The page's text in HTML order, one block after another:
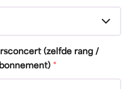
(zelfde rang /
*